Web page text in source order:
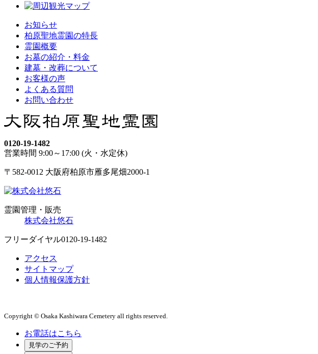
お知らせ
柏原聖地霊園の特長
霊園概要
お墓の紹介・料金
建墓・改葬について
お客様の声
よくある質問
お問い合わせ
0120-19-1482
営業時間 9:00～17:00 (火・水定休)
〒582-0012 大阪府柏原市雁多尾畑2000-1
霊園管理・販売
株式会社悠石
フリーダイヤル0120-19-1482
アクセス
サイトマップ
個人情報保護方針
Copyright © Osaka Kashiwara Cemetery all rights reserved.
お電話はこちら